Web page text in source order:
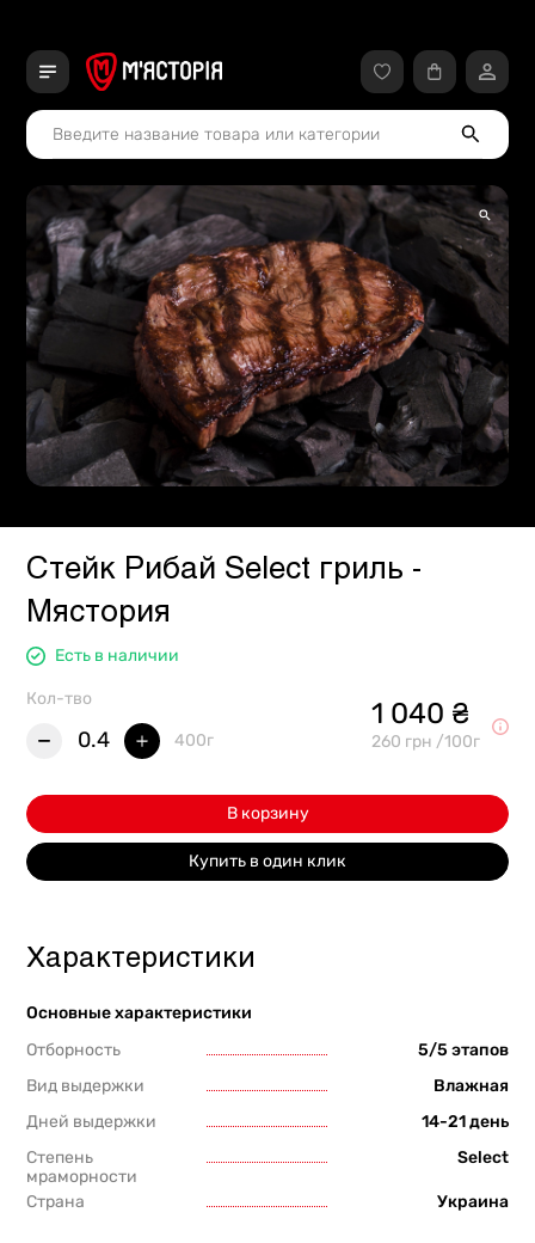
Стейк Рибай Select гриль -
Мястория
Есть в наличии
Кол-тво
0.4 400г
1 040 ₴
260 грн /100г
В корзину
Купить в один клик
Характеристики
Основные характеристики
Отборность
5/5 этапов
Вид выдержки
Влажная
Дней выдержки
14-21 день
Степень
мраморности
Select
Страна Украина